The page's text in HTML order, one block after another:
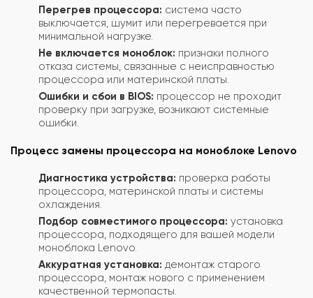
Перегрев процессора: система часто
выключается, шумит или перегревается при
минимальной нагрузке.
Не включается моноблок: признаки полного
отказа системы, связанные с неисправностью
процессора или материнской платы.
Ошибки и сбои в BIOS: процессор не проходит
проверку при загрузке, возникают системные
ошибки.
Процесс замены процессора на моноблоке Lenovo
Диагностика устройства: проверка работы
процессора, материнской платы и системы
охлаждения.
Подбор совместимого процессора: установка
процессора, подходящего для вашей модели
моноблока Lenovo.
Аккуратная установка: демонтаж старого
процессора, монтаж нового с применением
качественной термопасты.